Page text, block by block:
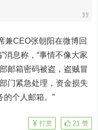
CEO张朝阳在微博回
消息称，“事情不像大家
邮箱密码被盗，盗贼冒
门紧急处理，资金损失
的个人邮箱。”
21 赞
打赏